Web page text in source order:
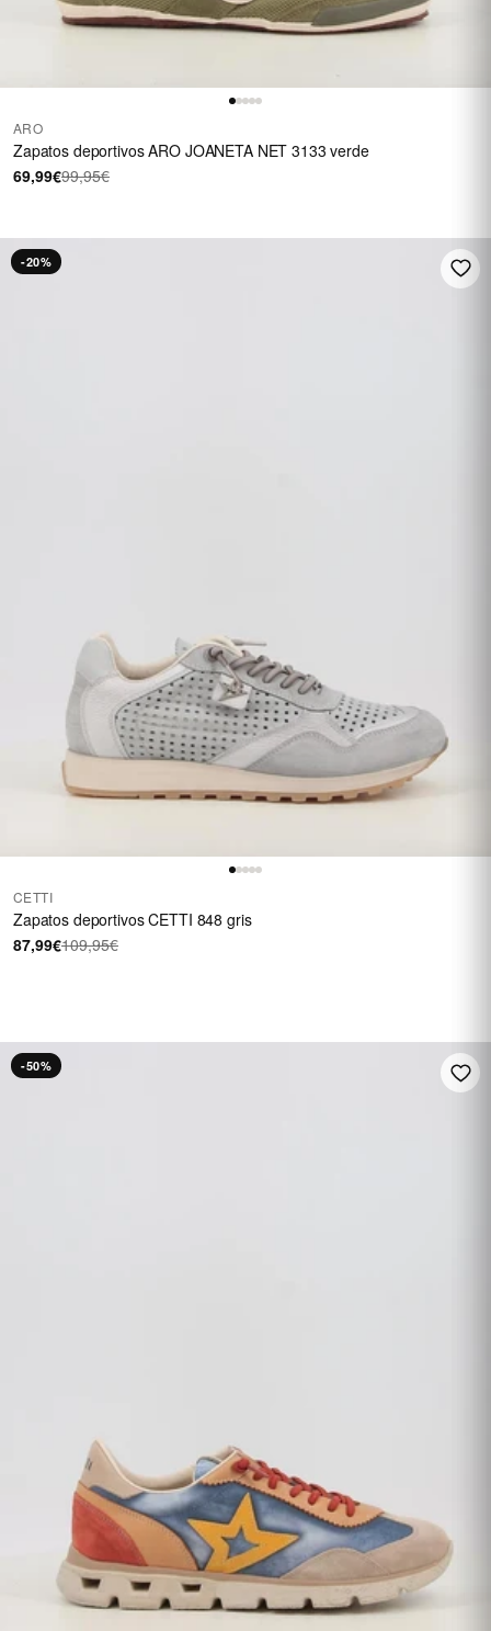
ARO
Zapatos deportivos ARO JOANETA NET 3133 verde
69,99€99,95€
-20%
CETTI
Zapatos deportivos CETTI 848 gris
87,99€109,95€
-50%